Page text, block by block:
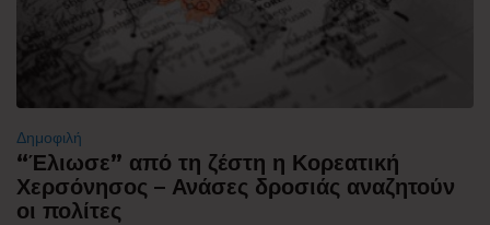
Δημοφιλή
“Έλιωσε” από τη ζέστη η Κορεατική
Χερσόνησος – Ανάσες δροσιάς αναζητούν
οι πολίτες